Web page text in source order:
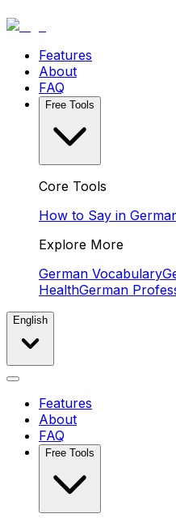
Features
About
FAQ
Free Tools
Core Tools
How to Say in
Explore More
German Vocabulary
HealthGerman
English
Features
About
FAQ
Free Tools